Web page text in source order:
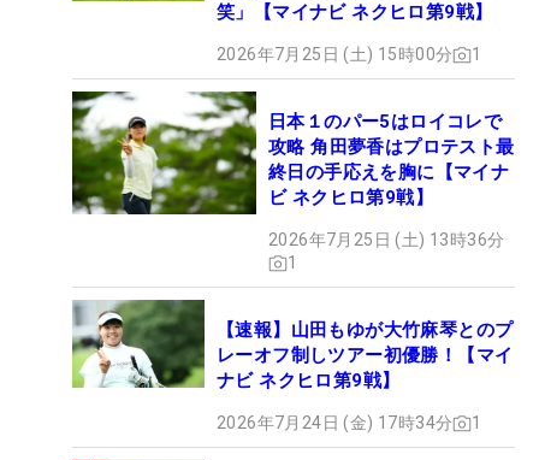
笑」【マイナビ ネクヒロ第9戦】
2026年7月25日 (土) 15時00分 1
日本１のパー5はロイコレで
攻略 角田夢香はプロテスト最
終日の手応えを胸に【マイナ
ビ ネクヒロ第9戦】
2026年7月25日 (土) 13時36分
1
【速報】山田もゆが大竹麻琴とのプ
レーオフ制しツアー初優勝！【マイ
ナビ ネクヒロ第9戦】
2026年7月24日 (金) 17時34分 1